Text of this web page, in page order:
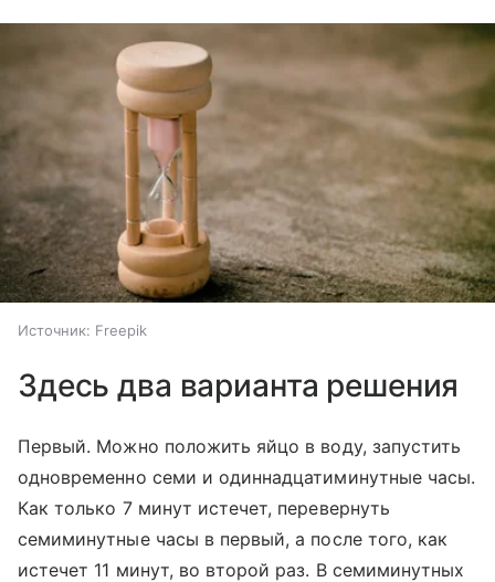
Источник: Freepik
Здесь два варианта решения
Первый. Можно положить яйцо в воду, запустить
одновременно семи и одиннадцатиминутные часы.
Как только 7 минут истечет, перевернуть
семиминутные часы в первый, а после того, как
истечет 11 минут, во второй раз. В семиминутных